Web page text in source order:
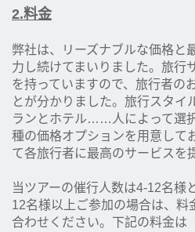
2.料金
弊社は、リーズナブルな価格と
力し続けてまいりました。旅行
を持っていますので、旅行者の
とが分かりました。旅行スタイ
ランとホテル……人によって選
種の価格オプションを用意して
て各旅行者に最高のサービスを
当ツアーの催行人数は4‐12名様
12名様以上ご参加の場合は、料
合わせください。下記の料金は